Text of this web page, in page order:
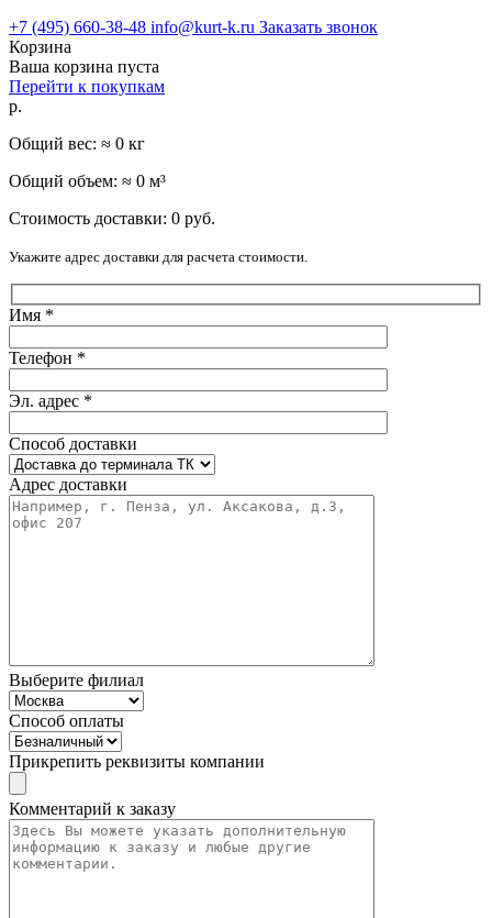
+7 (495) 660-38-48 info@kurt-k.ru Заказать звонок
Корзина
Ваша корзина пуста
Перейти к покупкам
р.
Общий вес: ≈ 0 кг
Общий объем: ≈ 0 м³
Стоимость доставки: 0 руб.
Укажите адрес доставки для расчета стоимости.
Имя *
Телефон *
Эл. адрес *
Способ доставки
Адрес доставки
Выберите филиал
Способ оплаты
Прикрепить реквизиты компании
Комментарий к заказу